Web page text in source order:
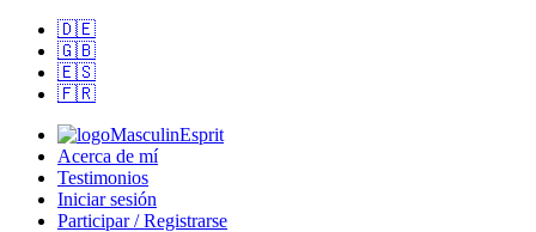
🇩🇪
🇬🇧
🇪🇸
🇫🇷
MasculinEsprit
Acerca de mí
Testimonios
Iniciar sesión
Participar / Registrarse